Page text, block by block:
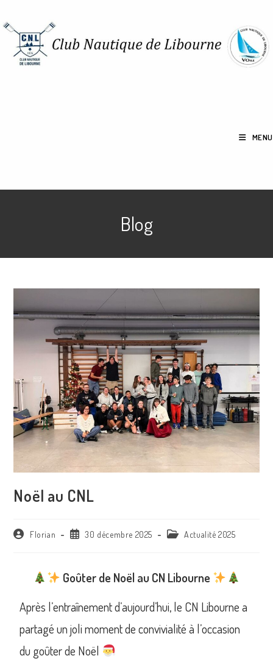
MENU
Blog
Noël au CNL
Florian 30 décembre 2025 Actualité 2025
Goûter de Noël au CN Libourne
Après l’entraînement d’aujourd’hui, le CN Libourne a
partagé un joli moment de convivialité à l’occasion
du goûter de Noël